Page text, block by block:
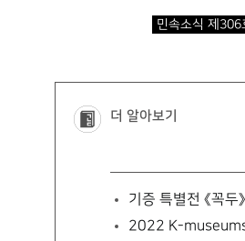
민속소식 제
더 알아보기
기증 특별전 《꼭두》
2022 K-